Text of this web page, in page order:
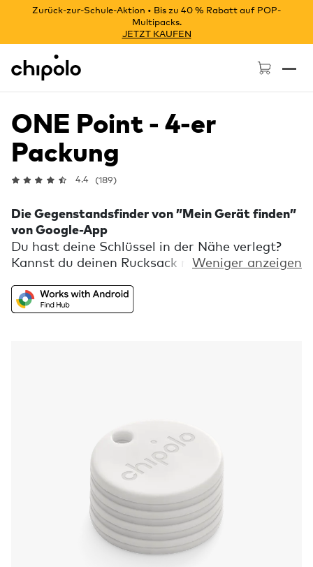
Zurück-zur-Schule-Aktion • Bis zu 40 % Rabatt auf POP-
Multipacks.
JETZT KAUFEN
Chipolo - Home page
ONE Point - 4-er
Packung
4.4 (189)
Die Gegenstandsfinder von ”Mein Gerät finden”
von Google-App
Du hast deine Schlüssel in der Nähe verlegt?
Kannst du deinen Rucksack nicht finden?
auf der In-App-Karte nach, wo sie sich
befinden, mithilfe von Millionen von Android-
Weniger anzeigen